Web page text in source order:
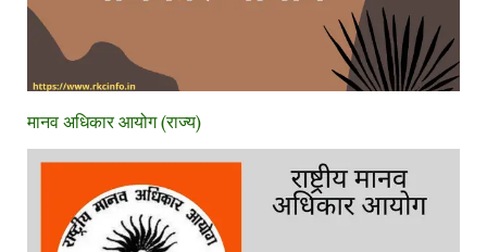
मानव अधिकार आयोग (राज्य)